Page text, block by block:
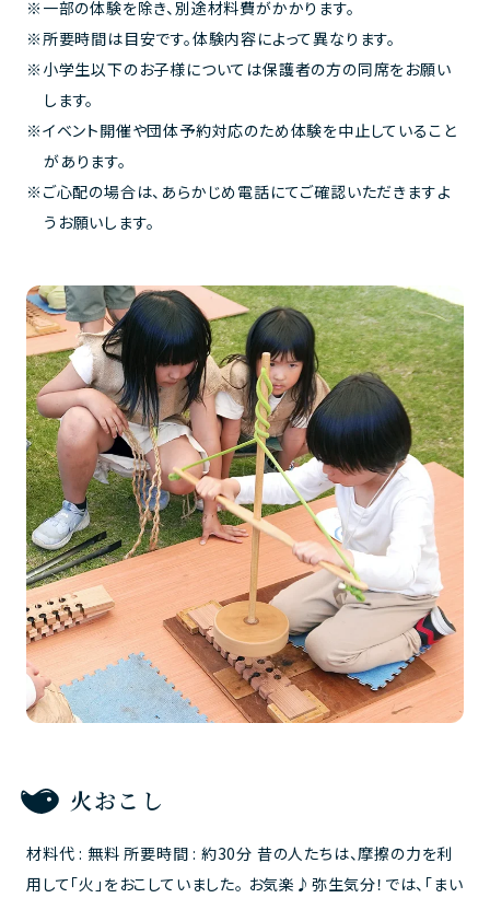
一部の体験を除き、別途材料費がかかります。
所要時間は目安です。体験内容によって異なります。
小学生以下のお子様については保護者の方の同席をお願い
します。
イベント開催や団体予約対応のため体験を中止していること
があります。
ご心配の場合は、あらかじめ電話にてご確認いただきますよ
うお願いします。
火おこし
材料代 : 無料 所要時間 : 約30分 昔の人たちは、摩擦の力を利
用して「火」をおこしていました。 お気楽♪弥生気分！では、「まい